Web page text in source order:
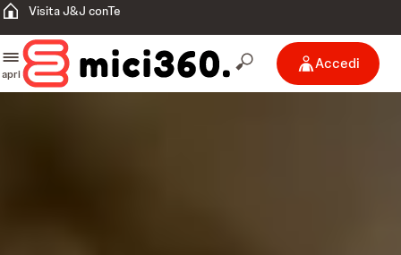
Visita J&J conTe
apri
Accedi